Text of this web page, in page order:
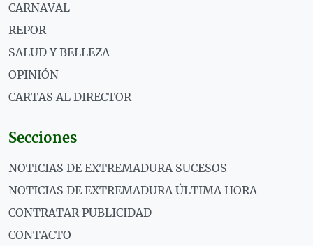
CARNAVAL
REPOR
SALUD Y BELLEZA
OPINIÓN
CARTAS AL DIRECTOR
Secciones
NOTICIAS DE EXTREMADURA SUCESOS
NOTICIAS DE EXTREMADURA ÚLTIMA HORA
CONTRATAR PUBLICIDAD
CONTACTO